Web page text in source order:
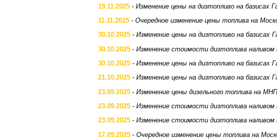
19.11.2025 - Изменение цены на дизтопливо на базисах
11.11.2025 - Очередное изменение цены топлива на
30.10.2025 - Изменение цены на дизтопливо на базисах
30.10.2025 - Изменение стоимости дизтоплива
30.10.2025 - Изменение цены на дизтопливо на базисах
21.10.2025 - Изменение цены на дизтопливо на базисах
23.09.2025 - Изменение цены дизельного топлива на
23.09.2025 - Изменение стоимости дизтоплива
23.09.2025 - Изменение стоимости дизтоплива
17.09.2025 - Очередное изменение цены топлива на